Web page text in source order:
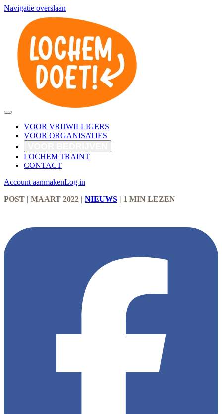
Navigatie overslaan
VOOR VRIJWILLIGERS
VOOR ORGANISATIES
LOCHEM TRAINT
CONTACT
Account aanmakenLog in
POST | MAART 2022 | NIEUWS | 1 MIN LEZEN